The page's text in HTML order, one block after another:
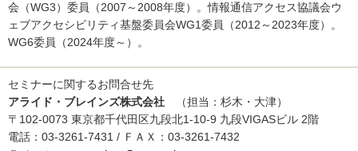
会（WG3）委員（2007～2008年度）。情報通信アクセス協議会ウ
ェブアクセシビリティ基盤委員会WG1委員（2012～2023年度）。
WG6委員（2024年度～）。
セミナーに関するお問合せ先
アライド・ブレインズ株式会社 （担当：杉木・大津）
〒102-0073 東京都千代田区九段北1-10-9 九段VIGASビル 2階
電話：03-3261-7431 / ＦＡＸ：03-3261-7432